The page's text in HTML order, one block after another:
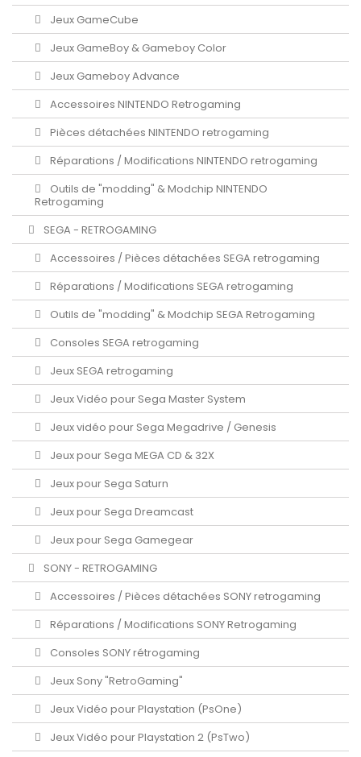
Jeux GameCube
Jeux GameBoy & Gameboy Color
Jeux Gameboy Advance
Accessoires NINTENDO Retrogaming
Pièces détachées NINTENDO retrogaming
Réparations / Modifications NINTENDO retrogaming
Outils de "modding" & Modchip NINTENDO
Retrogaming
SEGA - RETROGAMING
Accessoires / Pièces détachées SEGA retrogaming
Réparations / Modifications SEGA retrogaming
Outils de "modding" & Modchip SEGA Retrogaming
Consoles SEGA retrogaming
Jeux SEGA retrogaming
Jeux Vidéo pour Sega Master System
Jeux vidéo pour Sega Megadrive / Genesis
Jeux pour Sega MEGA CD & 32X
Jeux pour Sega Saturn
Jeux pour Sega Dreamcast
Jeux pour Sega Gamegear
SONY - RETROGAMING
Accessoires / Pièces détachées SONY retrogaming
Réparations / Modifications SONY Retrogaming
Consoles SONY rétrogaming
Jeux Sony "RetroGaming"
Jeux Vidéo pour Playstation (PsOne)
Jeux Vidéo pour Playstation 2 (PsTwo)